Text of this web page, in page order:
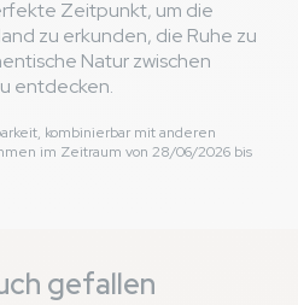
Zeitpunkt, um die
zu erkunden, die Ruhe zu
Natur zwischen
entdecken.
kombinierbar mit anderen
im Zeitraum von 28/06/2026 bis
gefallen